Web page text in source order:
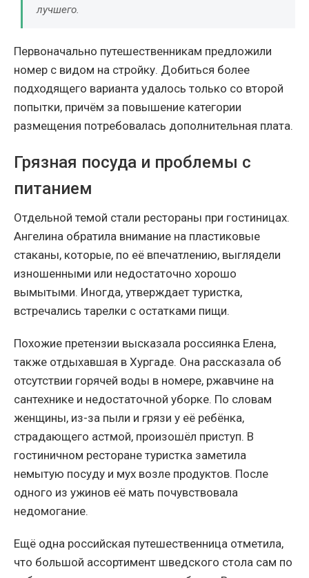
лучшего.
Первоначально путешественникам предложили
номер с видом на стройку. Добиться более
подходящего варианта удалось только со второй
попытки, причём за повышение категории
размещения потребовалась дополнительная плата.
Грязная посуда и проблемы с
питанием
Отдельной темой стали рестораны при гостиницах.
Ангелина обратила внимание на пластиковые
стаканы, которые, по её впечатлению, выглядели
изношенными или недостаточно хорошо
вымытыми. Иногда, утверждает туристка,
встречались тарелки с остатками пищи.
Похожие претензии высказала россиянка Елена,
также отдыхавшая в Хургаде. Она рассказала об
отсутствии горячей воды в номере, ржавчине на
сантехнике и недостаточной уборке. По словам
женщины, из-за пыли и грязи у её ребёнка,
страдающего астмой, произошёл приступ. В
гостиничном ресторане туристка заметила
немытую посуду и мух возле продуктов. После
одного из ужинов её мать почувствовала
недомогание.
Ещё одна российская путешественница отметила,
что большой ассортимент шведского стола сам по